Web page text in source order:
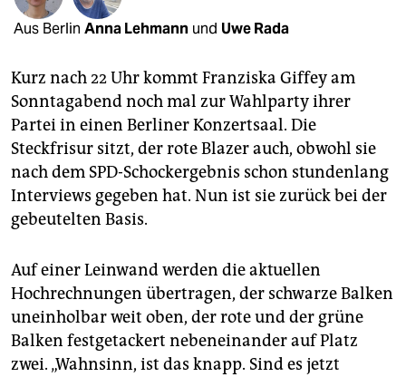
fragen & hilfe
abo
genossenschaft
epaper login
Aus Berlin Anna Lehmann und Uwe Rada
Kurz nach 22 Uhr kommt Franziska Giffey am
Sonntagabend noch mal zur Wahlparty ihrer
Partei in einen Berliner Konzertsaal. Die
Steckfrisur sitzt, der rote Blazer auch, obwohl sie
nach dem SPD-Schockergebnis schon stundenlang
Interviews gegeben hat. Nun ist sie zurück bei der
gebeutelten Basis.
Auf einer Leinwand werden die aktuellen
Hochrechnungen übertragen, der schwarze Balken
uneinholbar weit oben, der rote und der grüne
Balken festgetackert nebeneinander auf Platz
zwei. „Wahnsinn, ist das knapp. Sind es jetzt